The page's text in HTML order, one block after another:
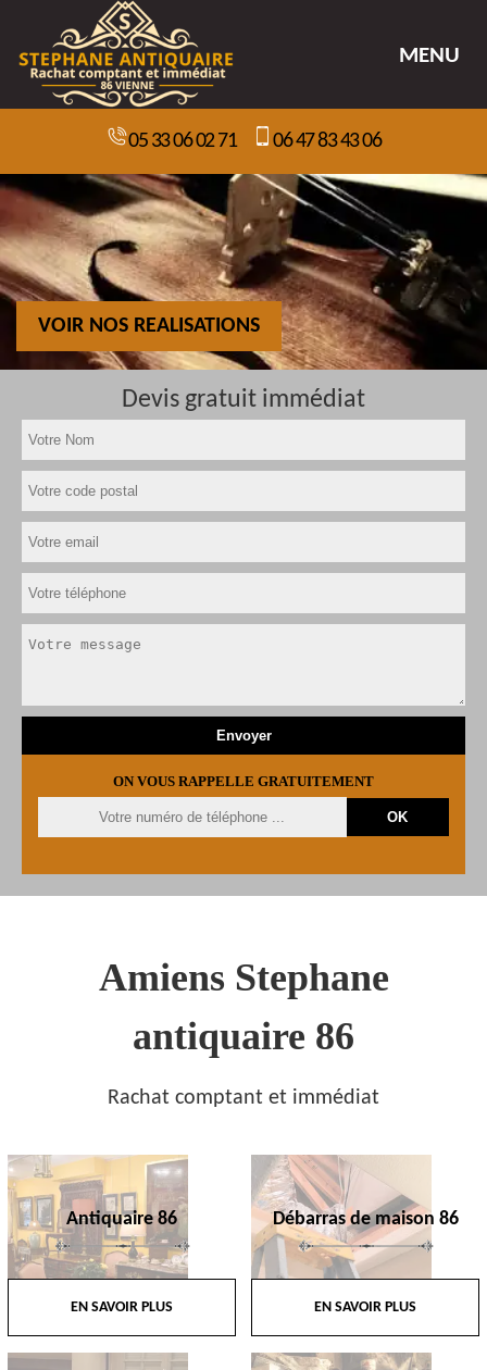
MENU
05 33 06 02 71 06 47 83 43 06
VOIR NOS REALISATIONS
Devis gratuit immédiat
ON VOUS RAPPELLE GRATUITEMENT
Amiens Stephane
antiquaire 86
Rachat comptant et immédiat
Antiquaire 86
EN SAVOIR PLUS
Débarras de maison 86
EN SAVOIR PLUS